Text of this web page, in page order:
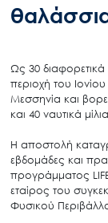
Ως 30
περιοχή του
Μεσσηνία και
και 40 ναυτικά
Η αποστολή
εβδομάδες και
προγράμματος
εταίρος του
Φυσικού